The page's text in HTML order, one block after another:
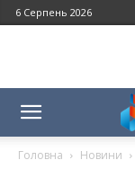
6 Серпень 2026
Головна Новини